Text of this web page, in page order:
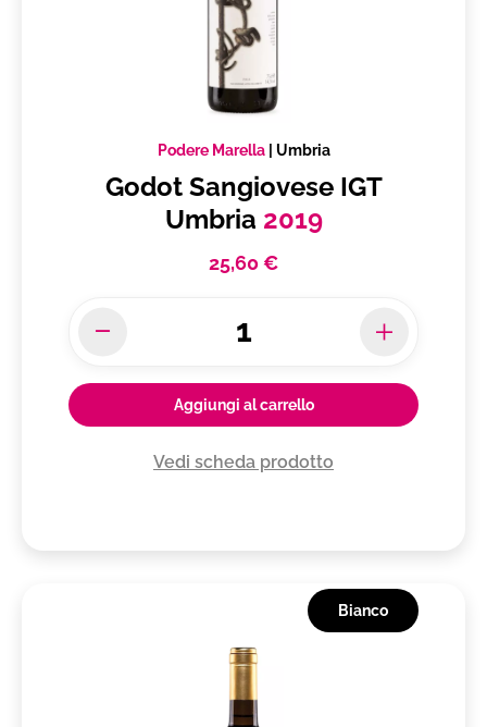
Podere Marella| Umbria
Godot Sangiovese IGT
Umbria 2019
25,60 €
Aggiungi al carrello
Vedi scheda prodotto
Bianco